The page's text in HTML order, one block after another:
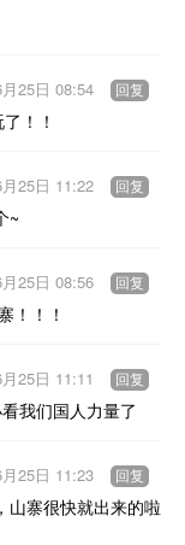
！！
25日 08:54 回复
~
25日 11:22 回复
！！！
25日 08:56 回复
我们国人力量了
25日 11:11 回复
山寨很快就出来的啦
25日 11:23 回复